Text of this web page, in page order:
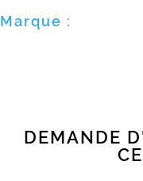
Marque :
DEMANDE